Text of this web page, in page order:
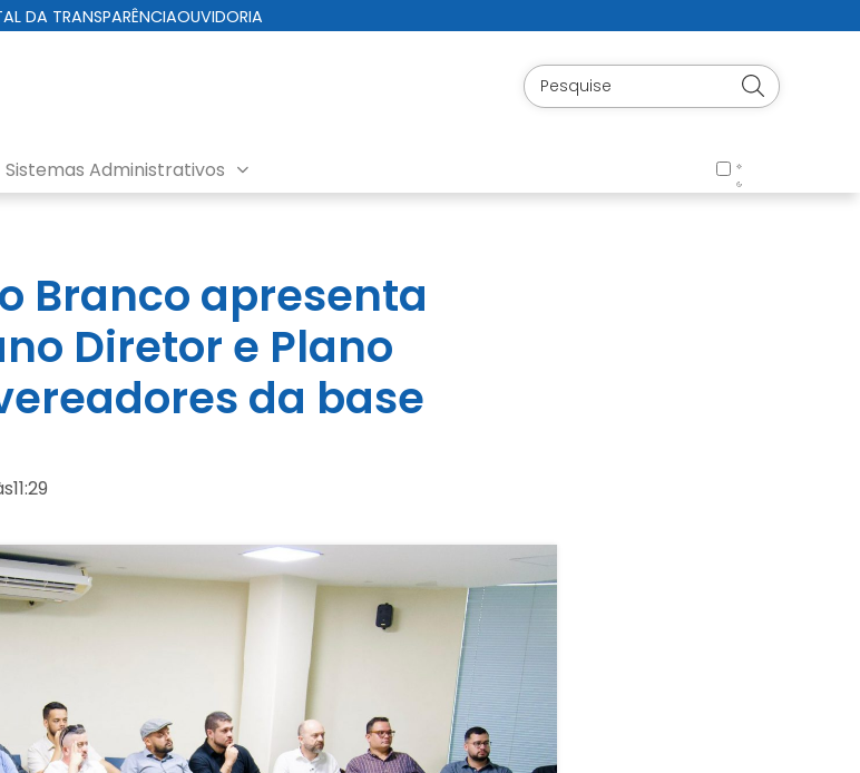
DA TRANSPARÊNCIAOUVIDORIA
Sistemas Administrativos
Branco apresenta
Diretor e Plano
da base
11:29